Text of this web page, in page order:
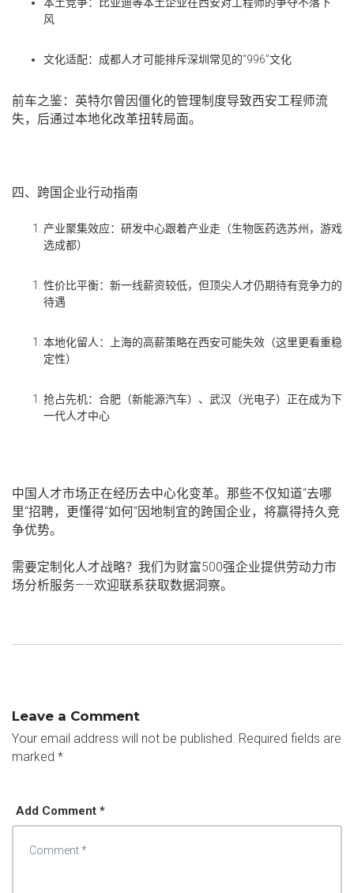
风
文化适配：成都人才可能排斥深圳常见的“996”文化
前车之鉴：英特尔曾因僵化的管理制度导致西安工程师流
失，后通过本地化改革扭转局面。
四、跨国企业行动指南
产业聚集效应：研发中心跟着产业走（生物医药选苏州，游戏
选成都）
性价比平衡：新一线薪资较低，但顶尖人才仍期待有竞争力的
待遇
本地化留人 ：上海的高薪策略在西安可能失效（这里更看重稳
定性）
抢占先机：合肥（新能源汽车）、武汉（光电子）正在成为下
一代人才中心
中国人才市场正在经历去中心化变革。那些不仅知道“去哪
里“招聘，更懂得“如何“因地制宜的跨国企业，将赢得持久竞
争优势。
需要定制化人才战略？ 我们为财富500强企业提供劳动力市
场分析服务——欢迎联系获取数据洞察。
Leave a Comment
Your email address will not be published. Required fields are
marked *
Add Comment *